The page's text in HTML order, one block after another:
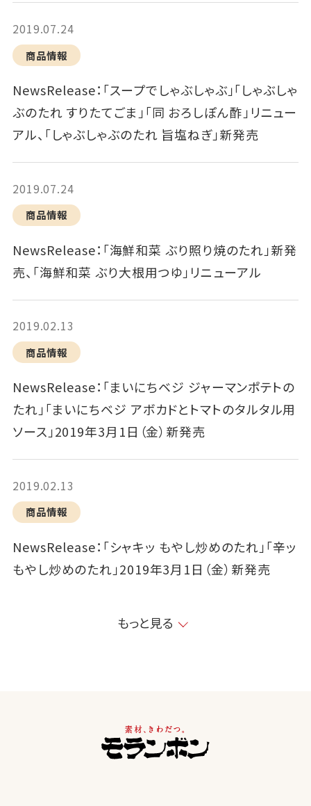
2019.07.24
商品情報
NewsRelease：「スープでしゃぶしゃぶ」「しゃぶしゃ
ぶのたれ すりたてごま」「同 おろしぽん酢」リニュー
アル、「しゃぶしゃぶのたれ 旨塩ねぎ」新発売
2019.07.24
商品情報
NewsRelease：「海鮮和菜 ぶり照り焼のたれ」新発
売、｢海鮮和菜 ぶり大根用つゆ」リニューアル
2019.02.13
商品情報
NewsRelease：「まいにちベジ ジャーマンポテトの
たれ」「まいにちベジ アボカドとトマトのタルタル用
ソース」2019年3月1日（金）新発売
2019.02.13
商品情報
NewsRelease：「シャキッ もやし炒めのたれ」「辛ッ
もやし炒めのたれ」2019年3月1日（金）新発売
もっと見る